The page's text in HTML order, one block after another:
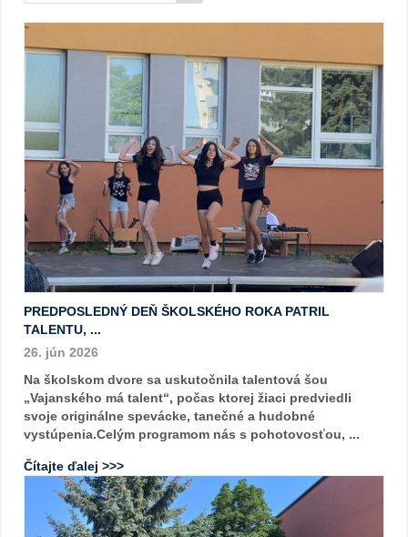
PREDPOSLEDNÝ DEŇ ŠKOLSKÉHO ROKA PATRIL
TALENTU, ...
26. jún 2026
Na školskom dvore sa uskutočnila talentová šou
„Vajanského má talent“, počas ktorej žiaci predviedli
svoje originálne spevácke, tanečné a hudobné
vystúpenia.Celým programom nás s pohotovosťou, ...
Čítajte ďalej >>>